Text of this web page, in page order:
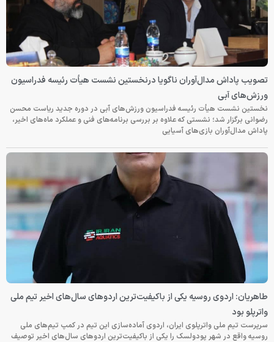
تصویب پاداش مدال‌آوران ناگویا درنخستین نشست هیأت رئیسه فدراسیون
ورزش‌های آبی
نخستین نشست هیأت رئیسه فدراسیون ورزش‌های آبی در دوره جدید ریاست محسن
رضوانی برگزار شد؛ نشستی که علاوه بر بررسی برنامه‌های فنی و عملکرد ماه‌های اخیر،
پاداش مدال‌آوران بازی‌های آسیایی
طاهریان: اردوی روسیه یکی از باکیفیت‌ترین اردوهای سال‌های اخیر تیم ملی
واترپلو بود
سرپرست تیم ملی واترپلوی ایران، اردوی آماده‌سازی این تیم در کمپ تیم‌های ملی
روسیه واقع در شهر پودولسک را یکی از باکیفیت‌ترین اردوهای سال‌های اخیر توصیف